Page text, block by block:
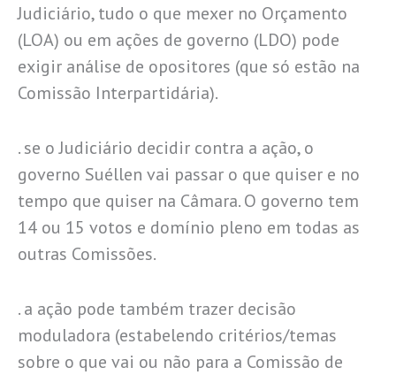
Judiciário, tudo o que mexer no Orçamento
(LOA) ou em ações de governo (LDO) pode
exigir análise de opositores (que só estão na
Comissão Interpartidária).
. se o Judiciário decidir contra a ação, o
governo Suéllen vai passar o que quiser e no
tempo que quiser na Câmara. O governo tem
14 ou 15 votos e domínio pleno em todas as
outras Comissões.
. a ação pode também trazer decisão
moduladora (estabelendo critérios/temas
sobre o que vai ou não para a Comissão de